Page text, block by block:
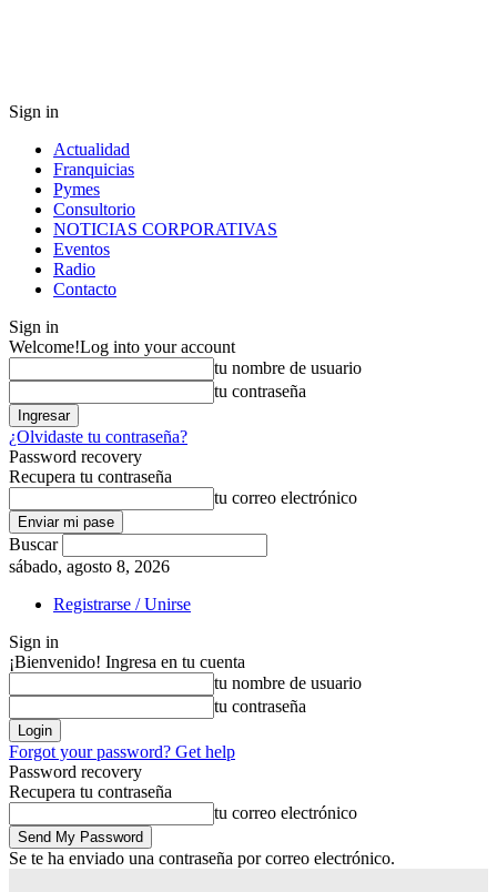
Sign in
Actualidad
Franquicias
Pymes
Consultorio
NOTICIAS CORPORATIVAS
Eventos
Radio
Contacto
Sign in
Welcome!Log into your account
tu nombre de usuario
tu contraseña
¿Olvidaste tu contraseña?
Password recovery
Recupera tu contraseña
tu correo electrónico
Buscar
sábado, agosto 8, 2026
Registrarse / Unirse
Sign in
¡Bienvenido! Ingresa en tu cuenta
tu nombre de usuario
tu contraseña
Forgot your password? Get help
Password recovery
Recupera tu contraseña
tu correo electrónico
Se te ha enviado una contraseña por correo electrónico.